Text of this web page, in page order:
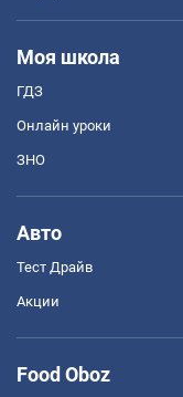
Моя школа
ГДЗ
Онлайн уроки
ЗНО
Авто
Тест Драйв
Акции
Food Oboz